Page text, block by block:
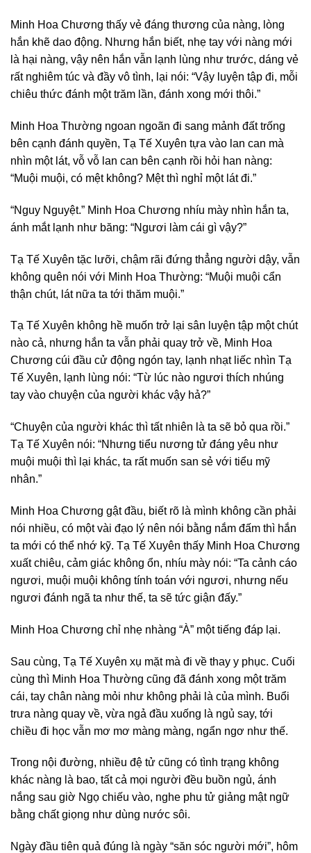
Minh Hoa Chương thấy vẻ đáng thương của nàng, lòng
hắn khẽ dao động. Nhưng hắn biết, nhẹ tay với nàng mới
là hại nàng, vậy nên hắn vẫn lạnh lùng như trước, dáng vẻ
rất nghiêm túc và đầy vô tình, lại nói: “Vậy luyện tập đi, mỗi
chiêu thức đánh một trăm lần, đánh xong mới thôi.”
Minh Hoa Thường ngoan ngoãn đi sang mảnh đất trống
bên cạnh đánh quyền, Tạ Tế Xuyên tựa vào lan can mà
nhìn một lát, vỗ vỗ lan can bên cạnh rồi hỏi han nàng:
“Muội muội, có mệt không? Mệt thì nghỉ một lát đi.”
“Nguy Nguyệt.” Minh Hoa Chương nhíu mày nhìn hắn ta,
ánh mắt lạnh như băng: “Ngươi làm cái gì vậy?”
Tạ Tế Xuyên tặc lưỡi, chậm rãi đứng thẳng người dậy, vẫn
không quên nói với Minh Hoa Thường: “Muội muội cẩn
thận chút, lát nữa ta tới thăm muội.”
Tạ Tế Xuyên không hề muốn trở lại sân luyện tập một chút
nào cả, nhưng hắn ta vẫn phải quay trở về, Minh Hoa
Chương cúi đầu cử động ngón tay, lạnh nhạt liếc nhìn Tạ
Tế Xuyên, lạnh lùng nói: “Từ lúc nào ngươi thích nhúng
tay vào chuyện của người khác vậy hả?”
“Chuyện của người khác thì tất nhiên là ta sẽ bỏ qua rồi.”
Tạ Tế Xuyên nói: “Nhưng tiểu nương tử đáng yêu như
muội muội thì lại khác, ta rất muốn san sẻ với tiểu mỹ
nhân.”
Minh Hoa Chương gật đầu, biết rõ là mình không cần phải
nói nhiều, có một vài đạo lý nên nói bằng nắm đấm thì hắn
ta mới có thể nhớ kỹ. Tạ Tế Xuyên thấy Minh Hoa Chương
xuất chiêu, cảm giác không ổn, nhíu mày nói: “Ta cảnh cáo
ngươi, muội muội không tính toán với ngươi, nhưng nếu
ngươi đánh ngã ta như thế, ta sẽ tức giận đấy.”
Minh Hoa Chương chỉ nhẹ nhàng “À” một tiếng đáp lại.
Sau cùng, Tạ Tế Xuyên xụ mặt mà đi về thay y phục. Cuối
cùng thì Minh Hoa Thường cũng đã đánh xong một trăm
cái, tay chân nàng mỏi như không phải là của mình. Buổi
trưa nàng quay về, vừa ngả đầu xuống là ngủ say, tới
chiều đi học vẫn mơ mơ màng màng, ngẩn ngơ như thế.
Trong nội đường, nhiều đệ tử cũng có tình trạng không
khác nàng là bao, tất cả mọi người đều buồn ngủ, ánh
nắng sau giờ Ngọ chiếu vào, nghe phu tử giảng mật ngữ
bằng chất giọng như dùng nước sôi.
Ngày đầu tiên quả đúng là ngày “săn sóc người mới”, hôm